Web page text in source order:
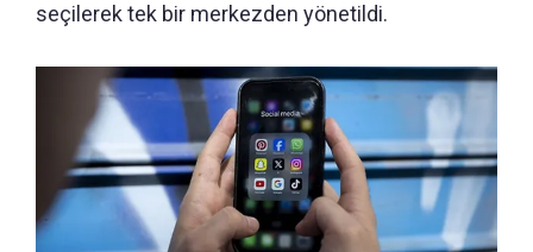
seçilerek tek bir merkezden yönetildi.